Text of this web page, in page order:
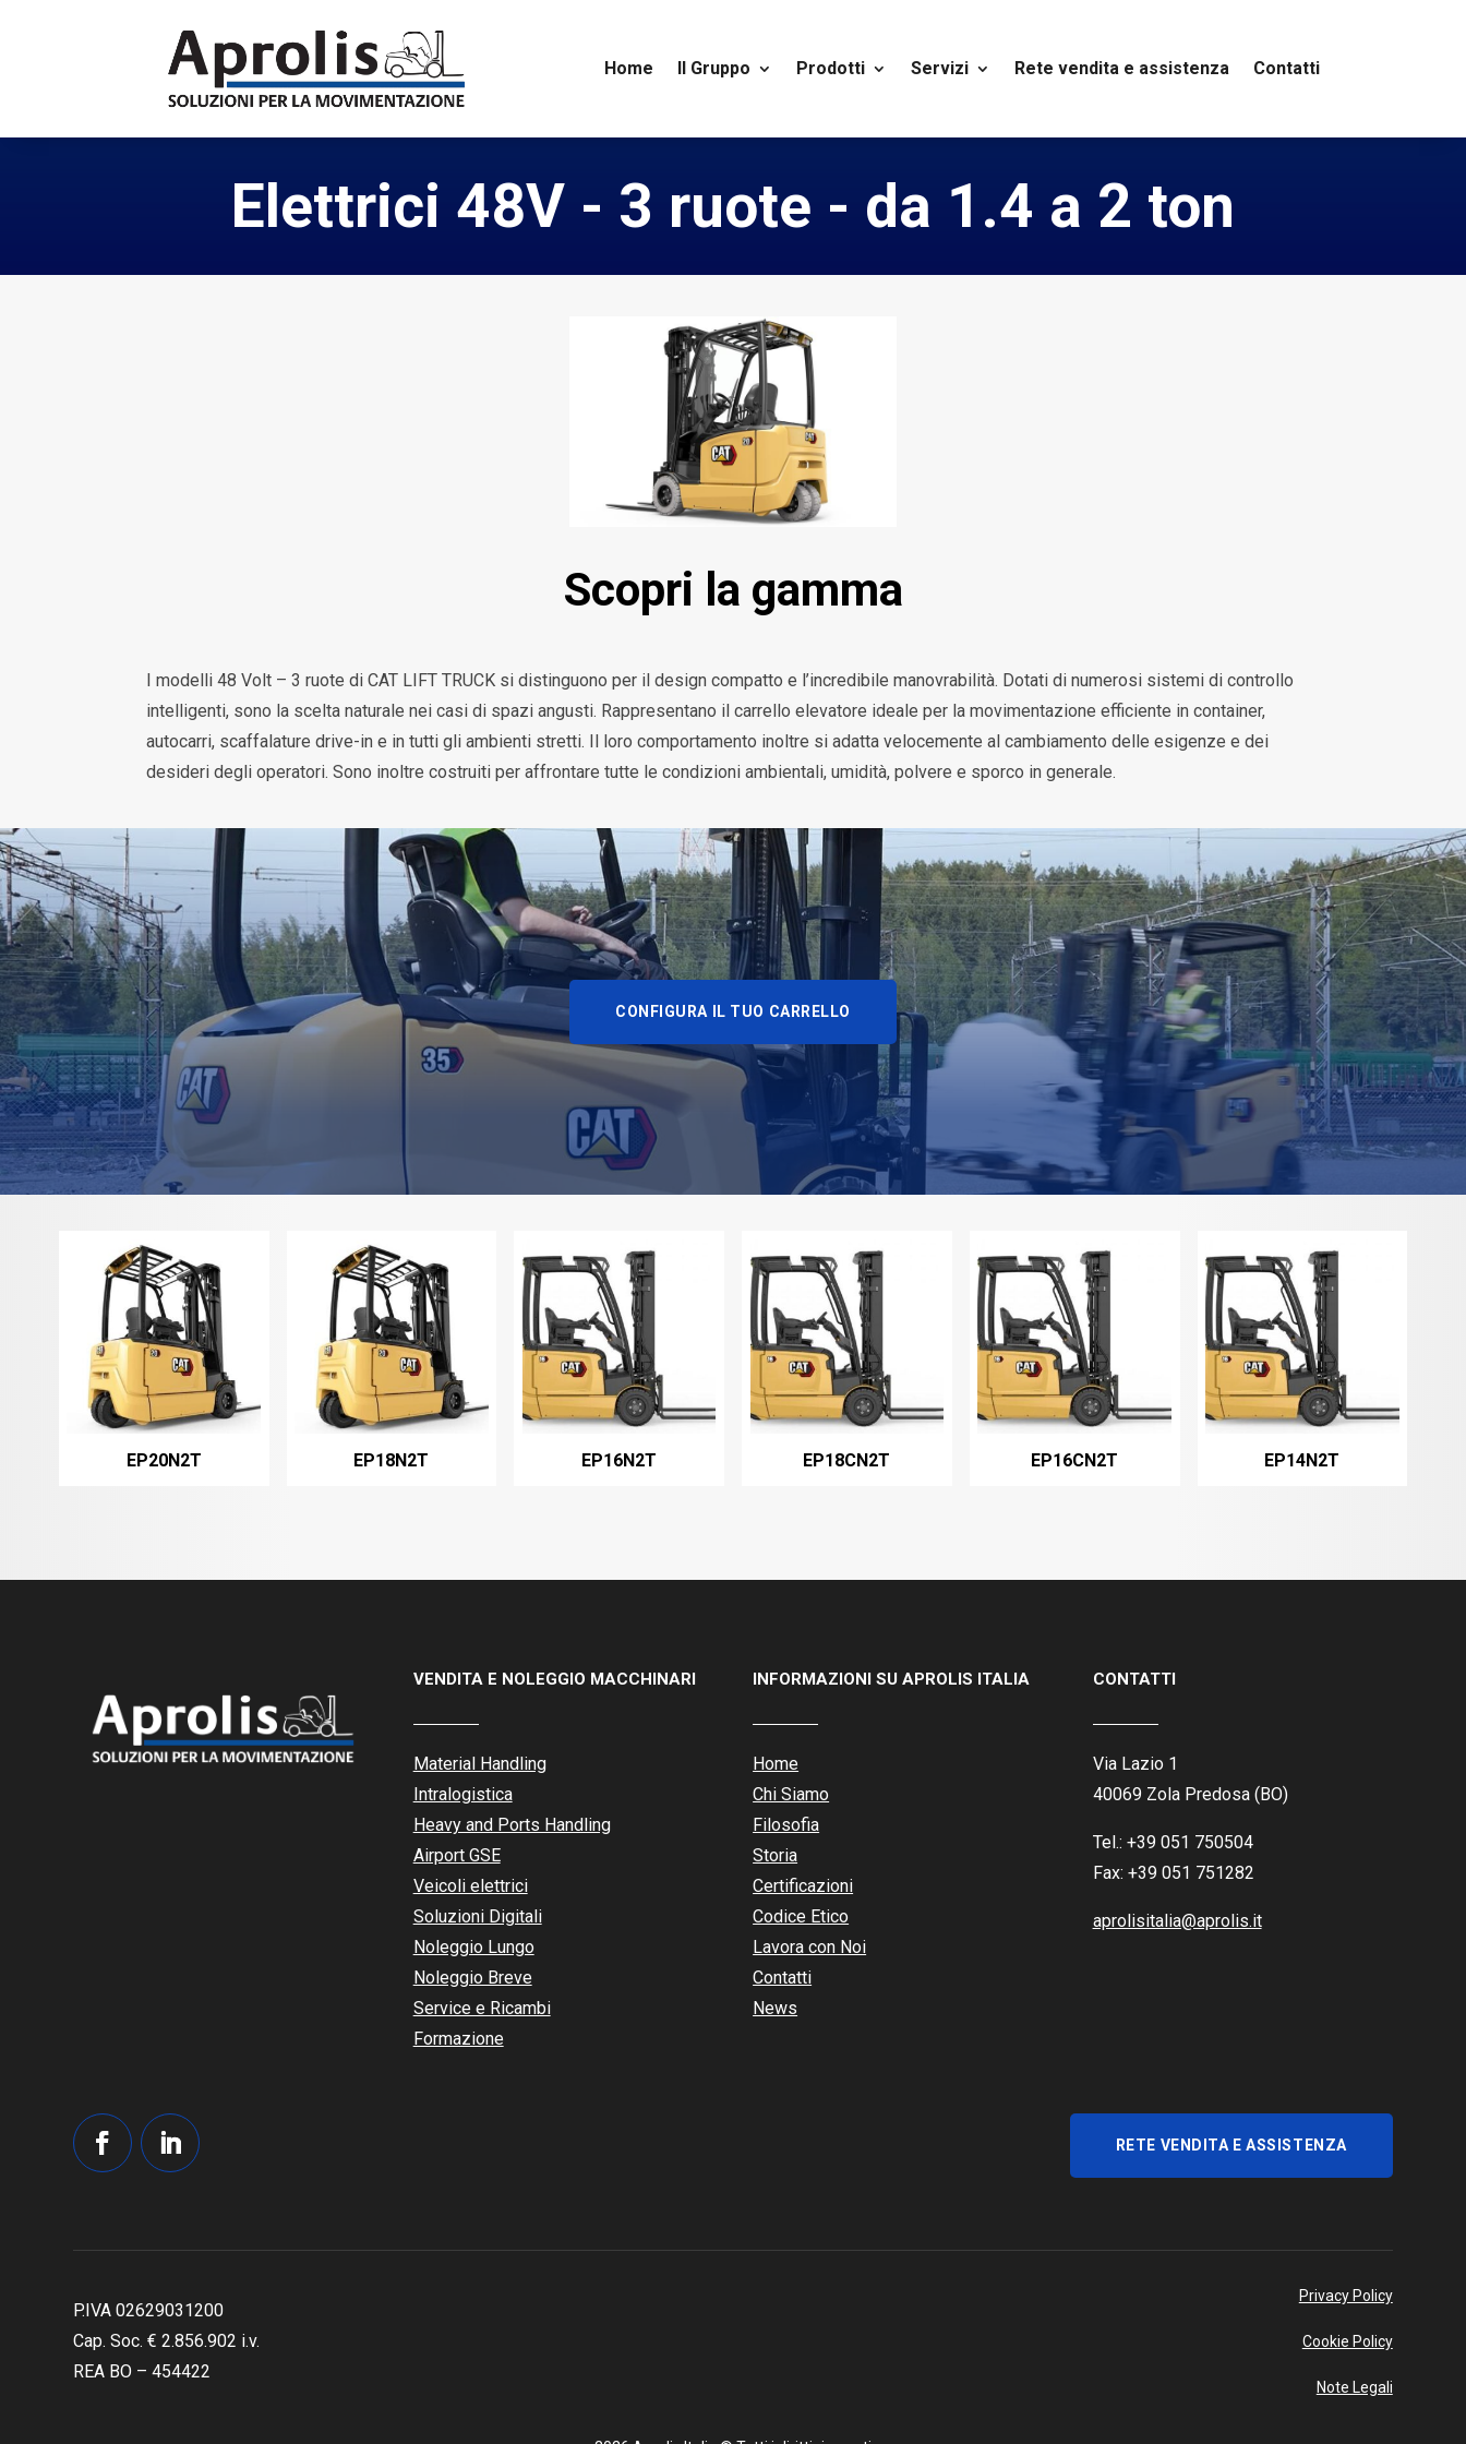
Home Il Gruppo Prodotti Servizi Rete vendita e assistenza Contatti
Elettrici 48V - 3 ruote - da 1.4 a 2 ton
Scopri la gamma
I modelli 48 Volt – 3 ruote di CAT LIFT TRUCK si distinguono per il design compatto e l’incredibile manovrabilità. Dotati di numerosi sistemi di controllo
intelligenti, sono la scelta naturale nei casi di spazi angusti. Rappresentano il carrello elevatore ideale per la movimentazione efficiente in container,
autocarri, scaffalature drive-in e in tutti gli ambienti stretti. Il loro comportamento inoltre si adatta velocemente al cambiamento delle esigenze e dei
desideri degli operatori. Sono inoltre costruiti per affrontare tutte le condizioni ambientali, umidità, polvere e sporco in generale.
CONFIGURA IL TUO CARRELLO
EP20N2T EP18N2T EP16N2T EP18CN2T EP16CN2T EP14N2T
VENDITA E NOLEGGIO MACCHINARI
Material Handling
Intralogistica
Heavy and Ports Handling
Airport GSE
Veicoli elettrici
Soluzioni Digitali
Noleggio Lungo
Noleggio Breve
Service e Ricambi
Formazione
INFORMAZIONI SU APROLIS ITALIA
Home
Chi Siamo
Filosofia
Storia
Certificazioni
Codice Etico
Lavora con Noi
Contatti
News
CONTATTI
Via Lazio 1
40069 Zola Predosa (BO)
Tel.: +39 051 750504
Fax: +39 051 751282
aprolisitalia@aprolis.it
RETE VENDITA E ASSISTENZA
P.IVA 02629031200
Cap. Soc. €2.856.902 i.v.
REA BO – 454422
Privacy Policy
Cookie Policy
Note Legali